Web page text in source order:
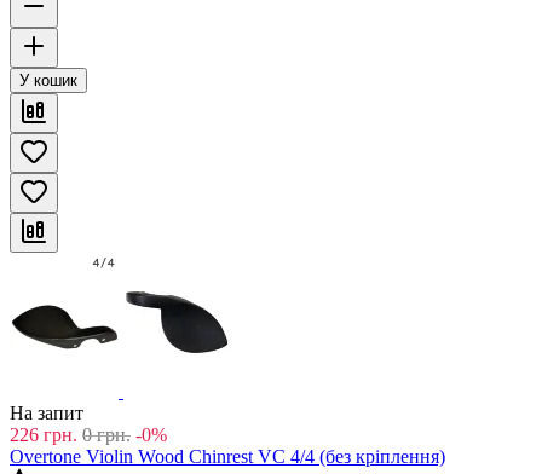
У кошик
На запит
226 грн. 0 грн. -0%
Overtone Violin Wood Chinrest VC 4/4 (без кріплення)